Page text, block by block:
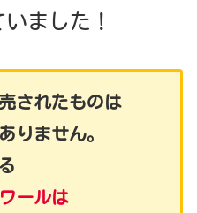
ました！
されたものは
りません。
ールは